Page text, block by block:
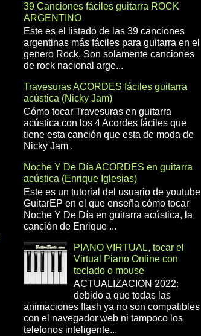
39 Canciones fáciles guitarra ROCK
ARGENTINO
Este es el listado de las 39 canciones
argentinas más fáciles para guitarra en el
genero Rock. Son solamente canciones
de rock nacional arge...
Travesuras ACORDES fáciles guitarra
acústica (Nicky Jam)
Cómo tocar Travesuras en guitarra
acústica con los 4 Acordes fáciles que
tiene esta canción que esta de moda de
Nicky Jam .
Noche Y De Día ACORDES en guitarra
acústica (Enrique Iglesias)
Este es un tutorial del usuario de youtube
GuitarEP en el que enseña cómo tocar
Noche Y De Día en guitarra acústica, la
canción de Enrique ...
PIANO VIRTUAL, tocar el
Virtual Piano Online con
teclado o mouse
ACTUALIZACION 2022:
debido a que todas las
animaciones flash ya no son compatibles
con el navegador web ni tampoco los
telefonos inteligente...